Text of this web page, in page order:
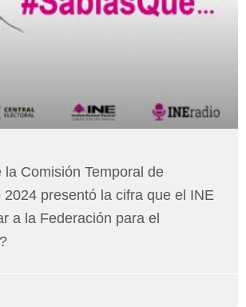
la Comisión Temporal de
2024 presentó la cifra que el INE
a la Federación para el